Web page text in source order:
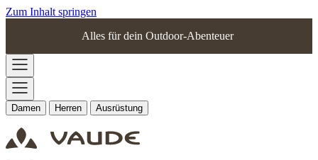
Zum Inhalt springen
Alles für dein Outdoor-Abenteuer
Damen Herren Ausrüstung